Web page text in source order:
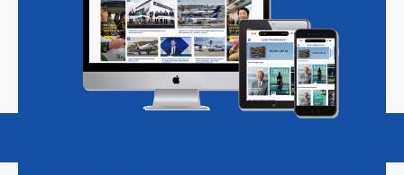
Magazine Podcasts Vacatures